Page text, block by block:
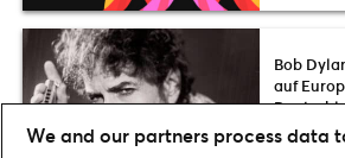
Bob
auf
Herbst
We and our partners process data